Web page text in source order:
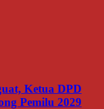
Ketua DPD
Pemilu 2029